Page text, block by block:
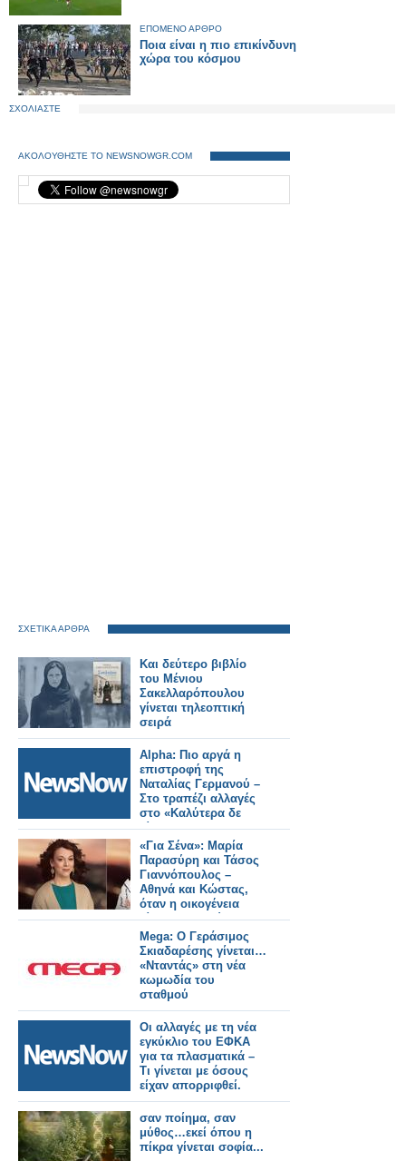
ΕΠΟΜΕΝΟ ΑΡΘΡΟ
Ποια είναι η πιο επικίνδυνη
χώρα του κόσμου
ΣΧΟΛΙΑΣΤΕ
ΑΚΟΛΟΥΘΗΣΤΕ ΤΟ NEWSNOWGR.COM
ΣΧΕΤΙΚΑ ΑΡΘΡΑ
Και δεύτερο βιβλίο
του Μένιου
Σακελλαρόπουλου
γίνεται τηλεοπτική
σειρά
Alpha: Πιο αργά η
επιστροφή της
Ναταλίας Γερμανού –
Στο τραπέζι αλλαγές
στο «Καλύτερα δε
γίνεται»
«Για Σένα»: Μαρία
Παρασύρη και Τάσος
Γιαννόπουλος –
Αθηνά και Κώστας,
όταν η οικογένεια
γίνεται καταφύγιο
Mega: Ο Γεράσιμος
Σκιαδαρέσης γίνεται…
«Νταντάς» στη νέα
κωμωδία του
σταθμού
Οι αλλαγές με τη νέα
εγκύκλιο του ΕΦΚΑ
για τα πλασματικά –
Τι γίνεται με όσους
είχαν απορριφθεί.
σαν ποίημα, σαν
μύθος…εκεί όπου η
πίκρα γίνεται σοφία...